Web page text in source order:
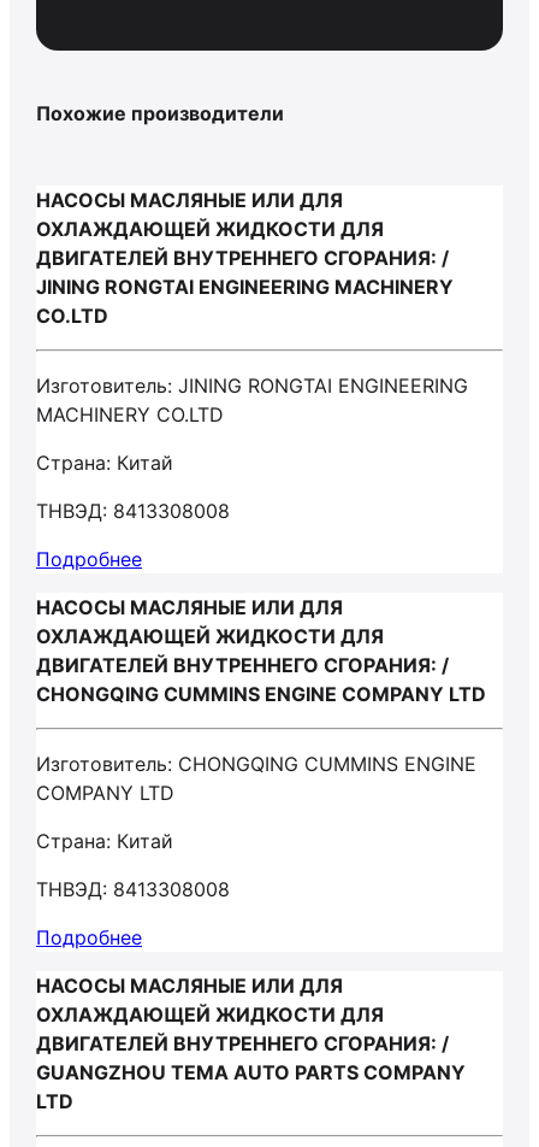
Похожие производители
НАСОСЫ МАСЛЯНЫЕ ИЛИ ДЛЯ
ОХЛАЖДАЮЩЕЙ ЖИДКОСТИ ДЛЯ
ДВИГАТЕЛЕЙ ВНУТРЕННЕГО СГОРАНИЯ: /
JINING RONGTAI ENGINEERING MACHINERY
CO.LTD
Изготовитель: JINING RONGTAI ENGINEERING
MACHINERY CO.LTD
Страна: Китай
ТНВЭД: 8413308008
Подробнее
НАСОСЫ МАСЛЯНЫЕ ИЛИ ДЛЯ
ОХЛАЖДАЮЩЕЙ ЖИДКОСТИ ДЛЯ
ДВИГАТЕЛЕЙ ВНУТРЕННЕГО СГОРАНИЯ: /
CHONGQING CUMMINS ENGINE COMPANY LTD
Изготовитель: CHONGQING CUMMINS ENGINE
COMPANY LTD
Страна: Китай
ТНВЭД: 8413308008
Подробнее
НАСОСЫ МАСЛЯНЫЕ ИЛИ ДЛЯ
ОХЛАЖДАЮЩЕЙ ЖИДКОСТИ ДЛЯ
ДВИГАТЕЛЕЙ ВНУТРЕННЕГО СГОРАНИЯ: /
GUANGZHOU TEMA AUTO PARTS COMPANY
LTD